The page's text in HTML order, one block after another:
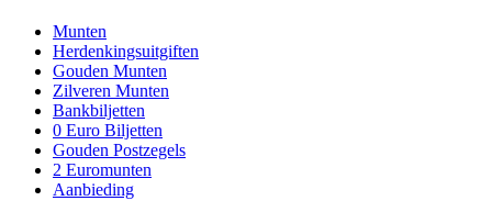
Munten
Herdenkingsuitgiften
Gouden Munten
Zilveren Munten
Bankbiljetten
0 Euro Biljetten
Gouden Postzegels
2 Euromunten
Aanbieding